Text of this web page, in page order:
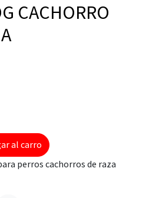
CACHORRO
al carro
perros cachorros de raza